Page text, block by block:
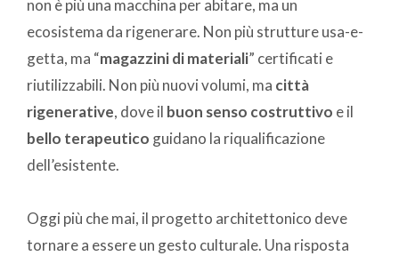
non è più una macchina per abitare, ma un
ecosistema da rigenerare. Non più strutture usa-e-
getta, ma “magazzini di materiali” certificati e
riutilizzabili. Non più nuovi volumi, ma città
rigenerative, dove il buon senso costruttivo e il
bello terapeutico guidano la riqualificazione
dell’esistente.
Oggi più che mai, il progetto architettonico deve
tornare a essere un gesto culturale. Una risposta